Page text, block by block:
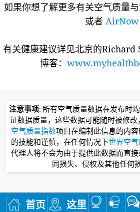
如果你想了解更多有关空气质量
或者 AirNow
有关健康建议详见北京的
博客：
注意事项: 所有空气质量数据在发布时
证数据质量，这些数据可能随时被修改
空气质量指数项目在编制此信息的内
的技能和谨慎，在任何情况下世界空
代理人将不会为由于提供此数据而直
同损失、侵权及其他任何
首页 这里